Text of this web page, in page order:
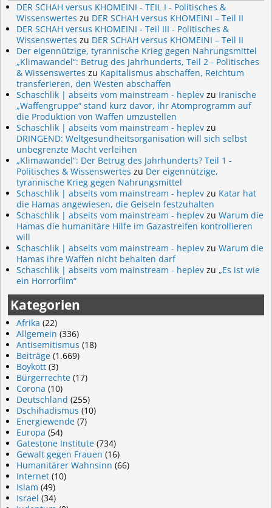
DER SCHAH versus KHOMEINI - TEIL I - Politisches &
Wissenswertes zu DER SCHAH versus KHOMEINI – Teil II
DER SCHAH versus KHOMEINI - Teil III - Politisches &
Wissenswertes zu DER SCHAH versus KHOMEINI – Teil II
Der eigennützige, tyrannische Krieg gegen Nahrungsmittel
„Klimawandel“: Betrug des Jahrhunderts, Teil 2 - Politisches
& Wissenswertes zu Kapitalismus abschaffen, Reichtum
transferieren, den Westen abschaffen
Schaschlik | abseits vom mainstream - heplev zu Iranische
„Waffengruppe“ stand kurz davor, ihr Atomprogramm auf
die Produktion von Waffen umzustellen
Schaschlik | abseits vom mainstream - heplev zu
DRINGEND: Weltgesundheitsorganisation will sich selbst
unbegrenzte Macht verleihen
„Klimawandel“: Der Betrug des Jahrhunderts? Teil 1 -
Politisches & Wissenswertes zu Der eigennützige,
tyrannische Krieg gegen Nahrungsmittel
Schaschlik | abseits vom mainstream - heplev zu Katar hat
die Hamas angewiesen, die Geiseln festzuhalten
Schaschlik | abseits vom mainstream - heplev zu Warum die
Hamas die humanitäre Hilfe im Gazastreifen kontrollieren
will
Schaschlik | abseits vom mainstream - heplev zu Warum die
Hamas ihre Waffen nicht behalten darf
Schaschlik | abseits vom mainstream - heplev zu „Es ist wie
ein Horrorfilm“
Kategorien
Afrika (22)
Allgemein (336)
Antisemitismus (18)
Beiträge (1.669)
Boykott (3)
Bürgerrechte (17)
Corona (10)
Deutschland (255)
Dschihadismus (10)
Energiewende (7)
Europa (54)
Gatestone Institute (734)
Gewalt gegen Frauen (16)
Humanitärer Wahnsinn (66)
Internet (10)
Islam (49)
Israel (34)